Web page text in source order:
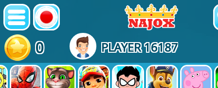
0 PLAYER 16187